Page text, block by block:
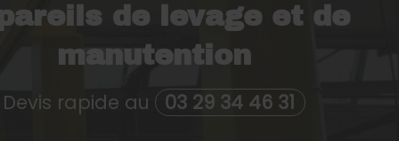
de levage et de
manutention
Devis rapide au 03 29 34 46 31